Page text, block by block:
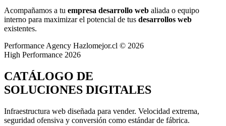
Acompañamos a tu empresa desarrollo web aliada o equipo
interno para maximizar el potencial de tus desarrollos web
existentes.
Performance Agency Hazlomejor.cl © 2026
High Performance 2026
CATÁLOGO DE
SOLUCIONES DIGITALES
Infraestructura web diseñada para vender. Velocidad extrema,
seguridad ofensiva y conversión como estándar de fábrica.